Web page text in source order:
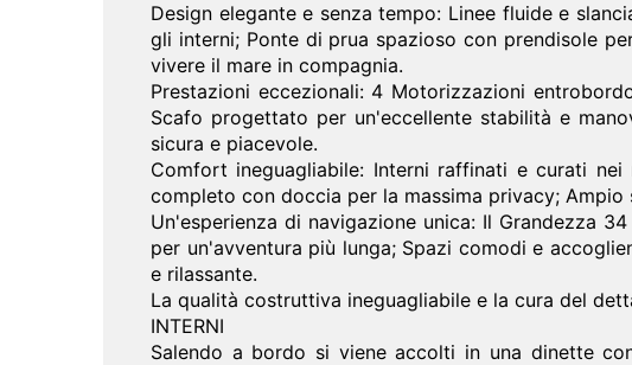
Design elegante e senza tempo: Linee fluide e
gli interni; Ponte di prua spazioso con prendisole
vivere il mare in compagnia.
Prestazioni eccezionali: 4 Motorizzazioni
Scafo progettato per un'eccellente stabilità e
sicura e piacevole.
Comfort ineguagliabile: Interni raffinati e curati
completo con doccia per la massima privacy;
Un'esperienza di navigazione unica: Il Grandezza
per un'avventura più lunga; Spazi comodi e
e rilassante.
La qualità costruttiva ineguagliabile e la cura del
INTERNI
Salendo a bordo si viene accolti in una dinette